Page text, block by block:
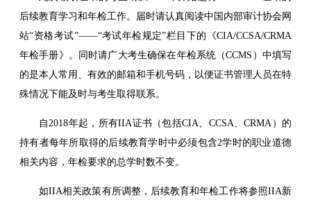
后续教育学习和年检工作。届时请认真阅读中国内部审计协会网
站“资格考试”——“考试年检规定”栏目下的《CIA/CCSA/CRMA
年检手册》。同时请广大考生确保在年检系统（CCMS）中填写
的是本人常用、有效的邮箱和手机号码，以便证书管理人员在特
殊情况下能及时与考生取得联系。
自2018年起，所有IIA证书（包括CIA、CCSA、CRMA）的
持有者每年所取得的后续教育学时中必须包含2学时的职业道德
相关内容，年检要求的总学时数不变。
如IIA相关政策有所调整，后续教育和年检工作将参照IIA新